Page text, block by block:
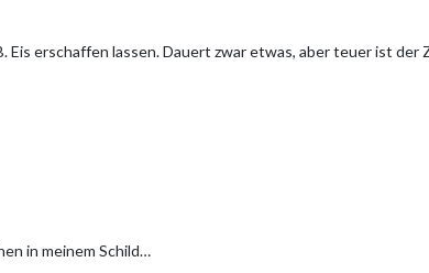
Eis erschaffen lassen. Dauert zwar etwas, aber teuer ist
in meinem Schild…